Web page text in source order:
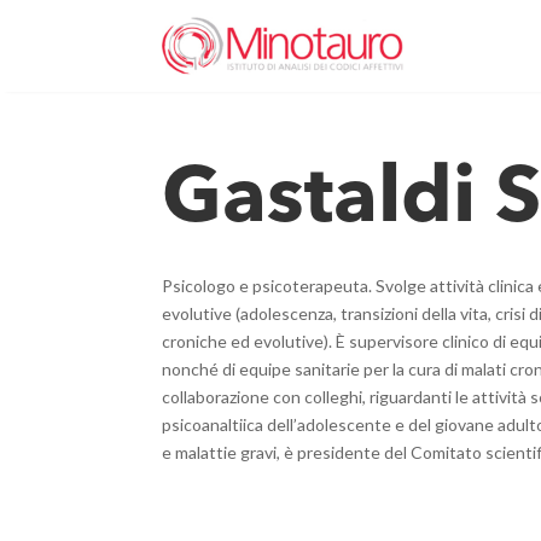
Gastaldi
Psicologo e psicoterapeuta. Svolge attività
evolutive (adolescenza, transizioni della vita, crisi
croniche ed evolutive). È supervisore clinico di
nonché di equipe sanitarie per la cura di malati
collaborazione con colleghi, riguardanti le attività
psicoanaltiica dell’adolescente e del giovane
e malattie gravi, è presidente del Comitato